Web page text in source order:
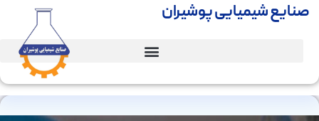
صنایع شیمیایی پوشیران